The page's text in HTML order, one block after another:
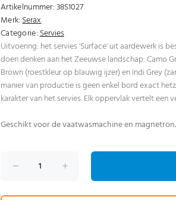
Artikelnummer:38S1027
Merk:Serax
Categorie:Servies
Uitvoering: het servies 'Surface' uit aardewerk is
doen denken aan het Zeeuwse landschap: Camo
Brown (roestkleur op blauwig ijzer) en Indi Grey
manier van productie is geen enkel bord exact
karakter van het servies. Elk oppervlak vertelt een
Geschikt voor de vaatwasmachine en magnetron.